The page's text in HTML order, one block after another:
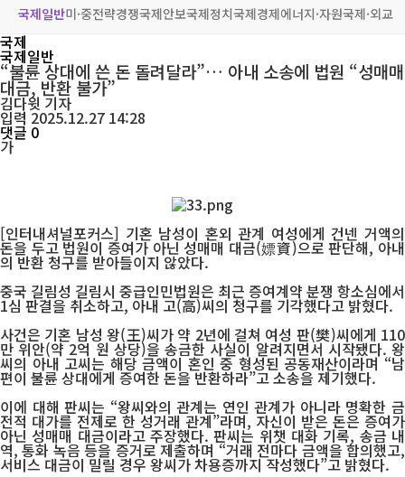
국제일반미·중전략경쟁국제안보국제정치국제경제에너지·자원국제·외교
국제
국제일반
“불륜 상대에 쓴 돈 돌려달라”… 아내 소송에 법원 “성매매
대금, 반환 불가”
김다윗기자
입력 2025.12.27 14:28
댓글 0
가
[인터내셔널포커스] 기혼 남성이 혼외 관계 여성에게 건넨 거액의
돈을 두고 법원이 증여가 아닌 성매매 대금(嫖資)으로 판단해, 아내
의 반환 청구를 받아들이지 않았다.
중국 길림성 길림시 중급인민법원은 최근 증여계약 분쟁 항소심에서
1심 판결을 취소하고, 아내 고(高)씨의 청구를 기각했다고 밝혔다.
사건은 기혼 남성 왕(王)씨가 약 2년에 걸쳐 여성 판(樊)씨에게 110
만 위안(약 2억 원 상당)을 송금한 사실이 알려지면서 시작됐다. 왕
씨의 아내 고씨는 해당 금액이 혼인 중 형성된 공동재산이라며 “남
편이 불륜 상대에게 증여한 돈을 반환하라”고 소송을 제기했다.
이에 대해 판씨는 “왕씨와의 관계는 연인 관계가 아니라 명확한 금
전적 대가를 전제로 한 성거래 관계”라며, 자신이 받은 돈은 증여가
아닌 성매매 대금이라고 주장했다. 판씨는 위챗 대화 기록, 송금 내
역, 통화 녹음 등을 증거로 제출하며 “거래 전마다 금액을 합의했고,
서비스 대금이 밀릴 경우 왕씨가 차용증까지 작성했다”고 밝혔다.